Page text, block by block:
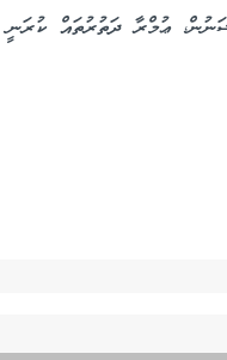
ޢުމްރާ ދަތުރުތައް